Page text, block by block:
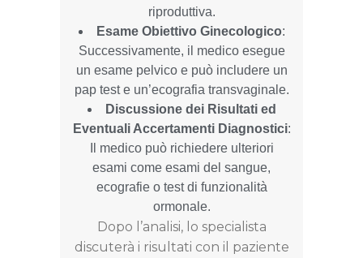
riproduttiva.
Esame Obiettivo Ginecologico:
Successivamente, il medico esegue
un esame pelvico e può includere un
pap test e un’ecografia transvaginale.
Discussione dei Risultati ed
Eventuali Accertamenti Diagnostici:
Il medico può richiedere ulteriori
esami come esami del sangue,
ecografie o test di funzionalità
ormonale.
Dopo l’analisi, lo specialista
discuterà i risultati con il paziente